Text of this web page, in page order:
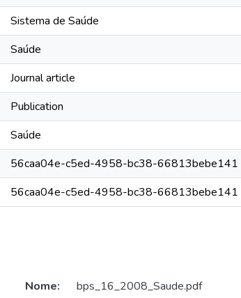
Sistema de Saúde
Saúde
Journal article
Publication
Saúde
56caa04e-c5ed-4958-bc38-66813bebe141
56caa04e-c5ed-4958-bc38-66813bebe141
Nome:
bps_16_2008_Saude.pdf